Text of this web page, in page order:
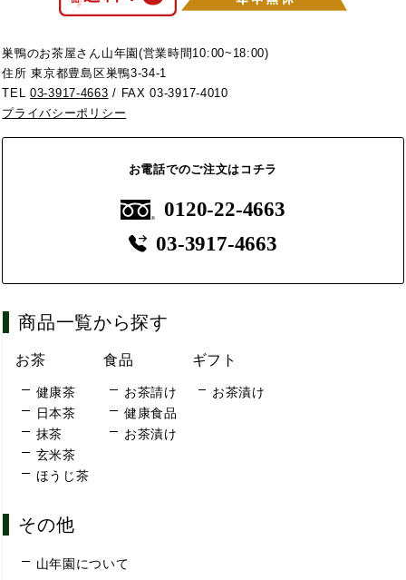
巣鴨のお茶屋さん山年園(営業時間10:00~18:00)
住所 東京都豊島区巣鴨3-34-1
TEL03-3917-4663 / FAX 03-3917-4010
プライバシーポリシー
お電話でのご注文はコチラ
0120-22-4663
03-3917-4663
商品一覧から探す
お茶
健康茶
日本茶
抹茶
玄米茶
ほうじ茶
食品
お茶請け
健康食品
お茶漬け
ギフト
お茶漬け
その他
山年園について